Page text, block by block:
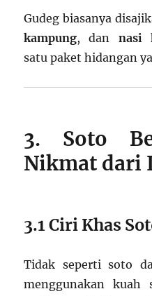
Gudeg biasanya
kampung, dan nasi
satu paket hidangan
3. Soto
Nikmat dari
3.1 Ciri Khas
Tidak seperti soto
menggunakan kuah